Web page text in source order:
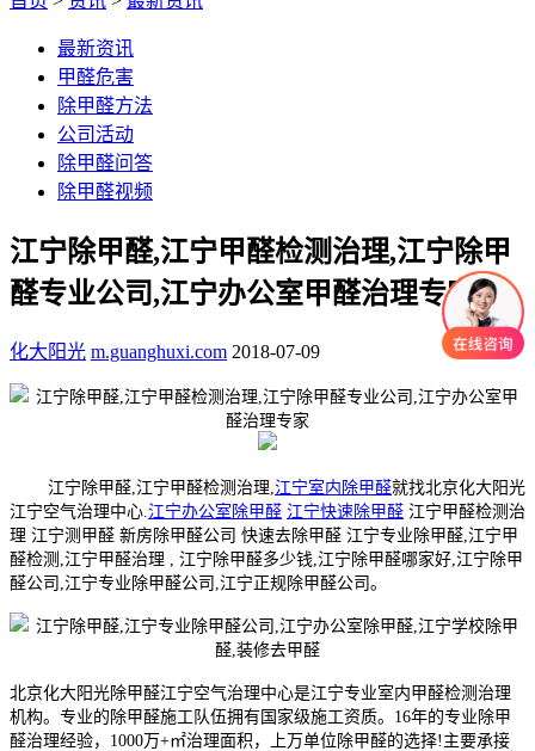
最新资讯
甲醛危害
除甲醛方法
公司活动
除甲醛问答
除甲醛视频
江宁除甲醛,江宁甲醛检测治理,江宁除甲
醛专业公司,江宁办公室甲醛治理专家
化大阳光 m.guanghuxi.com 2018-07-09
江宁除甲醛,江宁甲醛检测治理, 江宁室内除甲醛就找北京化大阳光
江宁空气治理中心. 江宁办公室除甲醛 江宁快速除甲醛 江宁甲醛检测治
理 江宁测甲醛 新房除甲醛公司 快速去除甲醛 江宁专业除甲醛,江宁甲
醛检测,江宁甲醛治理 , 江宁除甲醛多少钱,江宁除甲醛哪家好,江宁除甲
醛公司,江宁专业除甲醛公司,江宁正规除甲醛公司。
北京化大阳光除甲醛江宁空气治理中心是江宁专业室内甲醛检测治理
机构。专业的除甲醛施工队伍拥有国家级施工资质。16年的专业除甲
醛治理经验，1000万+㎡治理面积，上万单位除甲醛的选择!主要承接